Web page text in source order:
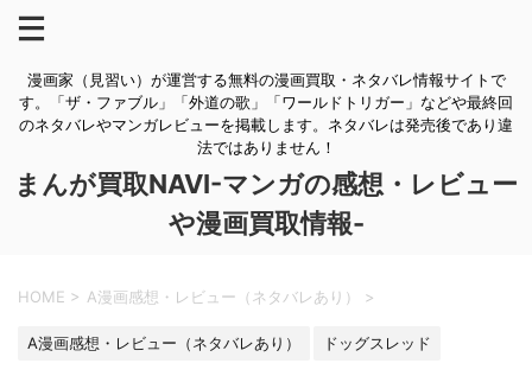
漫画家（見習い）が運営する無料の漫画買取・ネタバレ情報サイトで
す。「ザ・ファブル」「外道の歌」「ワールドトリガー」などや最終回
のネタバレやマンガレビューを掲載します。ネタバレは発売後であり違
法ではありません！
まんが買取NAVI-マンガの感想・レビュー
や漫画買取情報-
HOME > A漫画感想・レビュー（ネタバレあり） >
A漫画感想・レビュー（ネタバレあり） ドッグスレッド